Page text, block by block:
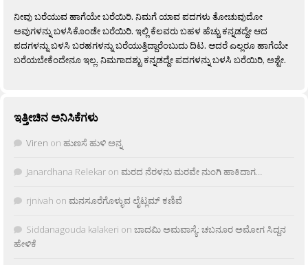
ನೀವು ಬರೆಯುವ ಹಾಗೆಯೇ ಬರೆಯಿರಿ. ನಿಮಗೆ ಯಾವ ಪದಗಳು ತೋಚುವುದೋ
ಅವುಗಳನ್ನು ಬಳಸಿಕೊಂಡೇ ಬರೆಯಿರಿ. ಇಲ್ಲಿ ಕೆಲವರು ಬಹಳ ಹೆಚ್ಚು ಕನ್ನಡದ್ದೇ ಆದ
ಪದಗಳನ್ನು ಬಳಸಿ ಬರಹಗಳನ್ನು ಬರೆಯುತ್ತಿದ್ದಾರೆಂಬುದು ದಿಟ. ಆದರೆ ಎಲ್ಲರೂ ಹಾಗೆಯೇ
ಬರೆಯಬೇಕೆಂದೇನೂ ಇಲ್ಲ. ನಿಮಗಾದಶ್ಟು ಕನ್ನಡದ್ದೇ ಪದಗಳನ್ನು ಬಳಸಿ ಬರೆಯಿರಿ, ಅಶ್ಟೇ.
ಇತ್ತೀಚಿನ ಅನಿಸಿಕೆಗಳು
Viren on ಹುಣಸೆ ಹುಳಿ ಅನ್ನ
Janardhana Relekar on ಮರದ ನೆರಳನು ಮರವೇ ನುಂಗಿ ಹಾಕಿದಾಗ…
rjnivah on ಮನಸೂರೆಗೊಳ್ಳುವ ಲೈಟ್ಲಮ್ ಕಣಿವೆ
Siddanagouda kalakeri on ಬಾದಮಿ ಅಮವಾಸ್ಯೆ: ಚಬನೂರ ಅಮೋಗ ಸಿದ್ದನ
ಹೇಳಿಕೆ